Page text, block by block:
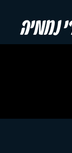
נחמיה